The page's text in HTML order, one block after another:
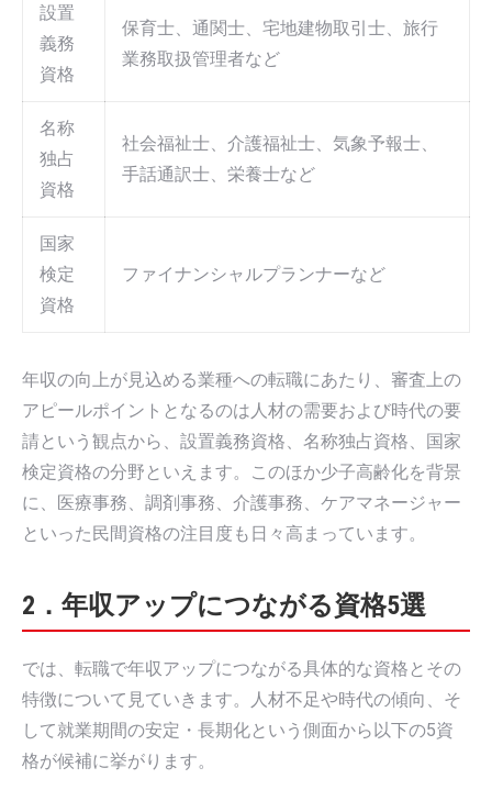
設置
義務
資格
保育士、通関士、宅地建物取引士、旅行
業務取扱管理者など
名称
独占
資格
社会福祉士、介護福祉士、気象予報士、
手話通訳士、栄養士など
国家
検定
資格
ファイナンシャルプランナーなど
年収の向上が見込める業種への転職にあたり、審査上の
アピールポイントとなるのは人材の需要および時代の要
請という観点から、設置義務資格、名称独占資格、国家
検定資格の分野といえます。このほか少子高齢化を背景
に、医療事務、調剤事務、介護事務、ケアマネージャー
といった民間資格の注目度も日々高まっています。
2．年収アップにつながる資格5選
では、転職で年収アップにつながる具体的な資格とその
特徴について見ていきます。人材不足や時代の傾向、そ
して就業期間の安定・長期化という側面から以下の5資
格が候補に挙がります。